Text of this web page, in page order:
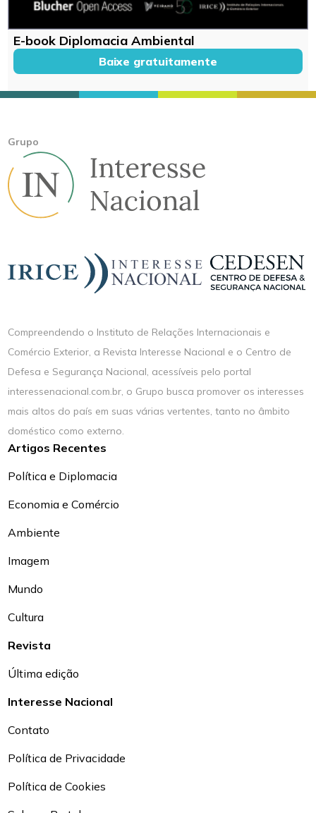
E-book Diplomacia Ambiental
Baixe gratuitamente
Grupo
Compreendendo o Instituto de Relações Internacionais e
Comércio Exterior, a Revista Interesse Nacional e o Centro de
Defesa e Segurança Nacional, acessíveis pelo portal
interessenacional.com.br, o Grupo busca promover os interesses
mais altos do país em suas várias vertentes, tanto no âmbito
doméstico como externo.
Artigos Recentes
Política e Diplomacia
Economia e Comércio
Ambiente
Imagem
Mundo
Cultura
Revista
Última edição
Interesse Nacional
Contato
Política de Privacidade
Política de Cookies